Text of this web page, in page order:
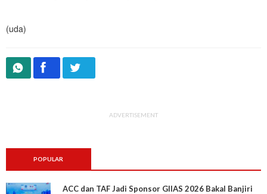
(uda)
ADVERTISEMENT
POPULAR
ACC dan TAF Jadi Sponsor GIIAS 2026 Bakal Banjiri